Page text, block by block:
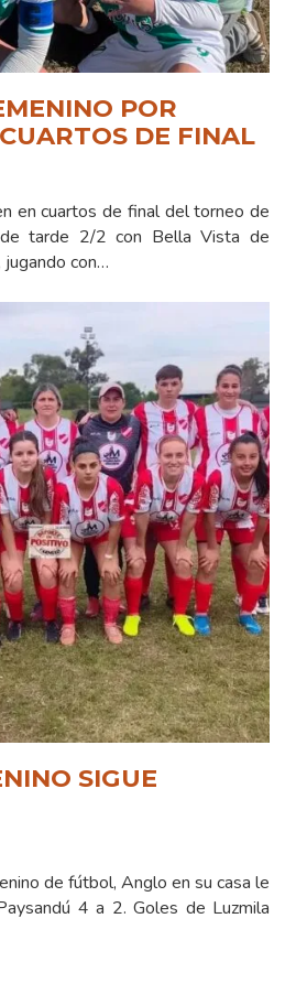
POR
DE FINAL
en cuartos de final del torneo de
tarde 2/2 con Bella Vista de
con…
SIGUE
de fútbol, Anglo en su casa le
4 a 2. Goles de Luzmila